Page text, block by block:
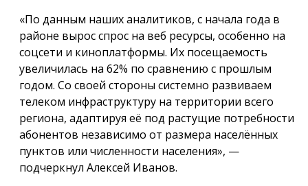
«По данным наших аналитиков, с начала года в
районе вырос спрос на веб ресурсы, особенно на
соцсети и киноплатформы. Их посещаемость
увеличилась на 62% по сравнению с прошлым
годом. Со своей стороны системно развиваем
телеком инфраструктуру на территории всего
региона, адаптируя её под растущие потребности
абонентов независимо от размера населённых
пунктов или численности населения», —
подчеркнул Алексей Иванов.